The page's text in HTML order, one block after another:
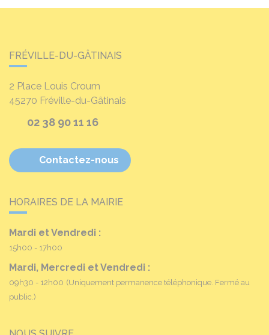
FRÉVILLE-DU-GÂTINAIS
2 Place Louis Croum
45270 Fréville-du-Gâtinais
02 38 90 11 16
Contactez-nous
HORAIRES DE LA MAIRIE
Mardi et Vendredi :
15h00 - 17h00
Mardi, Mercredi et Vendredi :
09h30 - 12h00 (Uniquement permanence téléphonique. Fermé au
public.)